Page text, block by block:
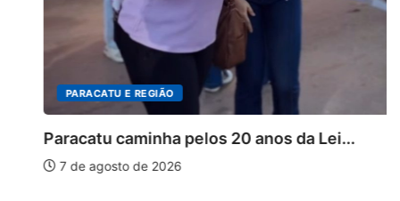
PARACATU E REGIÃO
Paracatu caminha pelos 20 anos da Lei...
7 de agosto de 2026